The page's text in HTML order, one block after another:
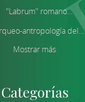
''Labrum'' romano...
antropología del...
Mostrar más
Categorías